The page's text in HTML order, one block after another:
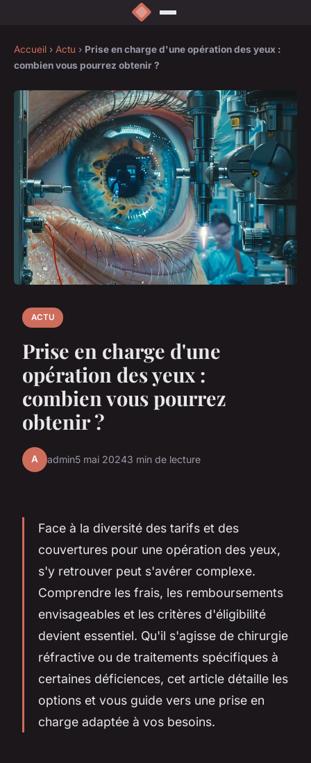
Accueil › Actu › Prise en charge d'une opération des yeux :
combien vous pourrez obtenir ?
ACTU
Prise en charge d'une
opération des yeux :
combien vous pourrez
obtenir ?
A admin5 mai 20243 min de lecture
Face à la diversité des tarifs et des
couvertures pour une opération des yeux,
s'y retrouver peut s'avérer complexe.
Comprendre les frais, les remboursements
envisageables et les critères d'éligibilité
devient essentiel. Qu'il s'agisse de chirurgie
réfractive ou de traitements spécifiques à
certaines déficiences, cet article détaille les
options et vous guide vers une prise en
charge adaptée à vos besoins.